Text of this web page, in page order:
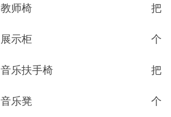
教师椅 把
展示柜 个
音乐扶手椅 把
音乐凳 个